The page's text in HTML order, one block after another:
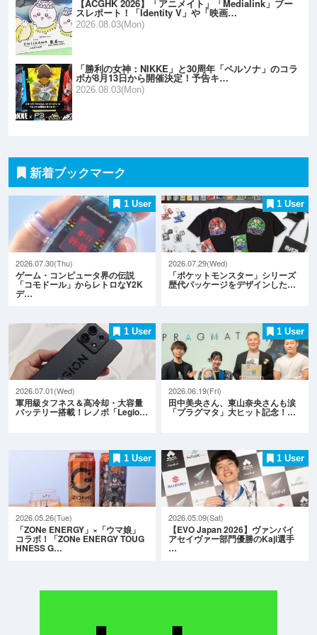
【ACGHK 2026】「アニメイト」「Medialink」ブー
スレポート！「Identity V」や「映画…
2026.08.03(Mon)
「勝利の女神：NIKKE」と30周年「ペルソナ」のコラ
ボが8月13日から開催決定！予告キ…
2026.08.03(Mon)
新着ブックマーク
1 User
2026.07.30(Thu)
ゲーム・コンピュータ界の伝説
「コモドール」からレトロなY2K
デ…
1 User
2026.07.29(Wed)
「ポケットモンスター」シリーズ
歴代パッケージをデザインした…
1 User
2026.07.01(Wed)
軍用級タフネス＆高冷却・大容量
バッテリー搭載！レノボ「Legio…
1 User
2026.06.19(Fri)
田中美央さん、東山奈央さんも涙
「プラグマタ」大ヒット記念！…
1 User
2026.05.26(Tue)
「ZONe ENERGY」×「ウマ娘」
コラボ！「ZONe ENERGY TOUG
HNESS G…
1 User
2026.05.09(Sat)
【EVO Japan 2026】ヴァンパイ
アセイヴァー部門優勝のKaji選手
…